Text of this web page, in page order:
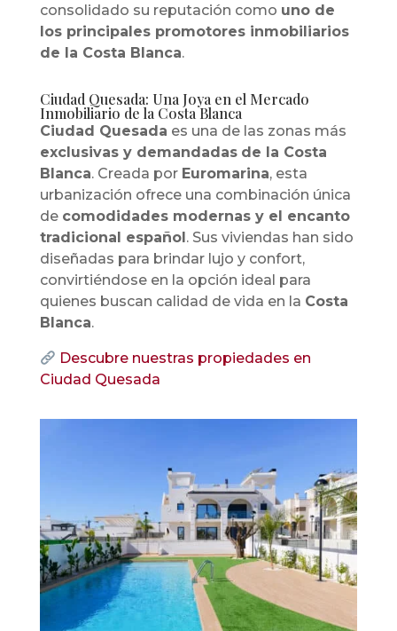
consolidado su reputación como uno de
los principales promotores inmobiliarios
de la Costa Blanca.
Ciudad Quesada: Una Joya en el Mercado
Inmobiliario de la Costa Blanca
Ciudad Quesada es una de las zonas más
exclusivas y demandadas de la Costa
Blanca. Creada por Euromarina, esta
urbanización ofrece una combinación única
de comodidades modernas y el encanto
tradicional español. Sus viviendas han sido
diseñadas para brindar lujo y confort,
convirtiéndose en la opción ideal para
quienes buscan calidad de vida en la Costa
Blanca.
Descubre nuestras propiedades en
Ciudad Quesada